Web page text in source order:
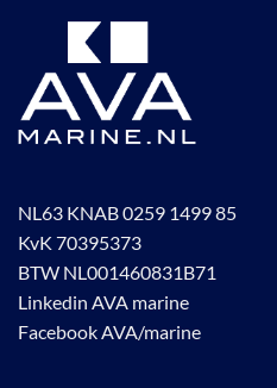
NL63 KNAB 0259 1499 85
KvK 70395373
BTW NL001460831B71
Linkedin AVA marine
Facebook AVA/marine